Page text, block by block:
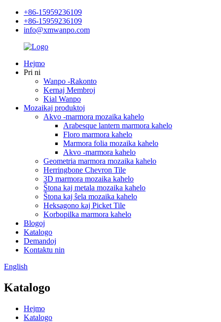
+86-15959236109
+86-15959236109
info@xmwanpo.com
Hejmo
Pri ni
Wanpo -Rakonto
Kernaj Membroj
Kial Wanpo
Mozaikaj produktoj
Akvo -marmora mozaika kahelo
Arabesque lantern marmora kahelo
Floro marmora kahelo
Marmora folia mozaika kahelo
Akvo -marmora kahelo
Geometria marmora mozaika kahelo
Herringbone Chevron Tile
3D marmora mozaika kahelo
Ŝtona kaj metala mozaika kahelo
Ŝtona kaj ŝela mozaika kahelo
Heksagono kaj Picket Tile
Korbopilka marmora kahelo
Blogoj
Katalogo
Demandoj
Kontaktu nin
English
Katalogo
Hejmo
Katalogo